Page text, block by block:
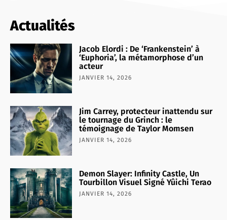
Actualités
Jacob Elordi : De ‘Frankenstein’ à
‘Euphoria’, la métamorphose d’un
acteur
JANVIER 14, 2026
Jim Carrey, protecteur inattendu sur
le tournage du Grinch : le
témoignage de Taylor Momsen
JANVIER 14, 2026
Demon Slayer: Infinity Castle, Un
Tourbillon Visuel Signé Yûichi Terao
JANVIER 14, 2026